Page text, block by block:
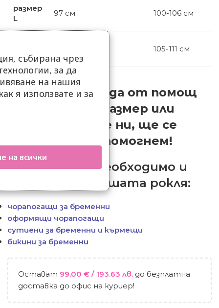
размер
L
97 см 100-106 см
105-111 см
Ако имате нужда от помощ
при избора на размер или
модел -пишете ни, ще се
радваме да ви помогнем!
Може да ви е необходимо и
следното за вашата рокля:
чорапогащи за бременни
оформящи чорапогащи
сутиени за бременни и кърмещи
бикини за бременни
Остават 99.00 € / 193.63 лв. до безплатна
доставка до офис на куриер!
събирана чрез
за да
на нашия
я използвате и за
на всички